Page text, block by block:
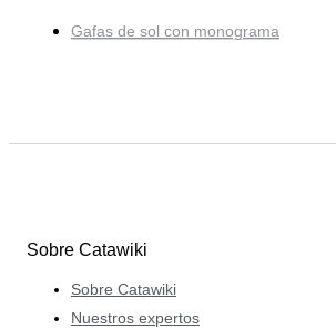
Gafas de sol con monograma
Sobre Catawiki
Sobre Catawiki
Nuestros expertos